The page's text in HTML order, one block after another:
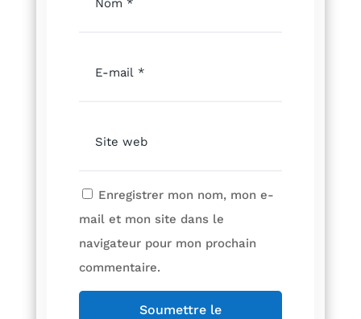
Enregistrer mon nom, mon e-
mail et mon site dans le
navigateur pour mon prochain
commentaire.
Soumettre le